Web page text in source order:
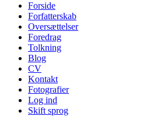
Forside
Forfatterskab
Oversættelser
Foredrag
Tolkning
Blog
CV
Kontakt
Fotografier
Log ind
Skift sprog